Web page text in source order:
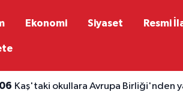
Ekonomi Siyaset Resmi
Kaş'taki okullara Avrupa Birliği'nden